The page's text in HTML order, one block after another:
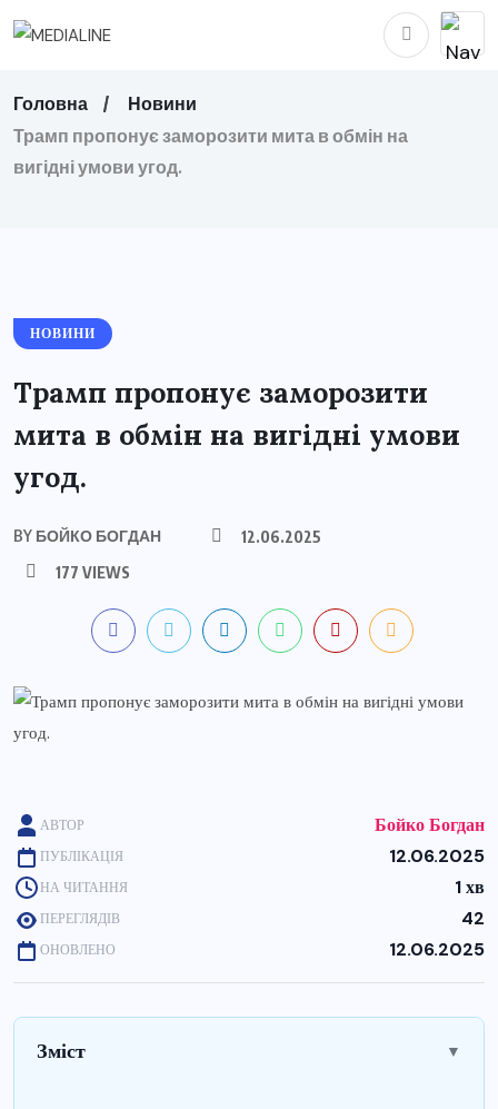
Головна
Новини
Трамп пропонує заморозити мита в обмін на
вигідні умови угод.
НОВИНИ
Трамп пропонує заморозити
мита в обмін на вигідні умови
угод.
BY БОЙКО БОГДАН
12.06.2025
177 VIEWS
АВТОР Бойко Богдан
ПУБЛІКАЦІЯ 12.06.2025
НА ЧИТАННЯ 1 хв
ПЕРЕГЛЯДІВ 42
ОНОВЛЕНО 12.06.2025
Зміст ▼